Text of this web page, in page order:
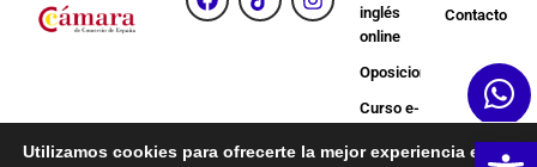
inglés
online
Oposiciones
Curso e-
Contacto
Utilizamos cookies para ofrecerte la mejor experiencia en